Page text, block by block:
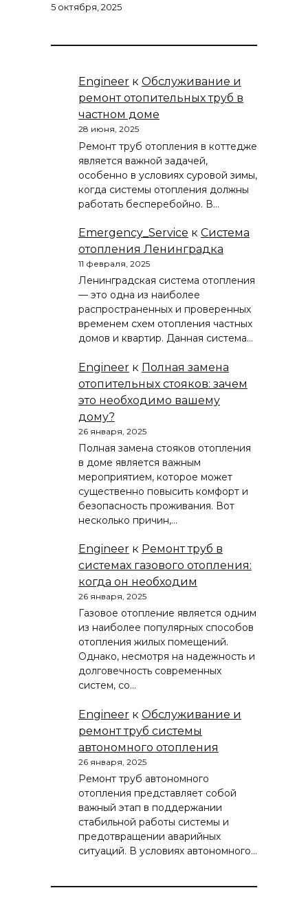
5 октября, 2025
Engineer к Обслуживание и
ремонт отопительных труб в
частном доме
28 июня, 2025
Ремонт труб отопления в коттедже
является важной задачей,
особенно в условиях суровой зимы,
когда системы отопления должны
работать бесперебойно. В…
Emergency_Service к Система
отопления Ленинградка
11 февраля, 2025
Ленинградская система отопления
— это одна из наиболее
распространенных и проверенных
временем схем отопления частных
домов и квартир. Данная система…
Engineer к Полная замена
отопительных стояков: зачем
это необходимо вашему
дому?
26 января, 2025
Полная замена стояков отопления
в доме является важным
мероприятием, которое может
существенно повысить комфорт и
безопасность проживания. Вот
несколько причин,…
Engineer к Ремонт труб в
системах газового отопления:
когда он необходим
26 января, 2025
Газовое отопление является одним
из наиболее популярных способов
отопления жилых помещений.
Однако, несмотря на надежность и
долговечность современных
систем, со…
Engineer к Обслуживание и
ремонт труб системы
автономного отопления
26 января, 2025
Ремонт труб автономного
отопления представляет собой
важный этап в поддержании
стабильной работы системы и
предотвращении аварийных
ситуаций. В условиях автономного…